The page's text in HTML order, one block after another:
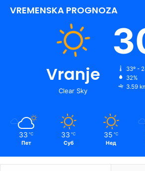
VREMENSKA PROGNOZA
Vranje
Clear Sky
33º -
32%
3.59
33 ℃
Пет
33 ℃
Суб
35 ℃
Нед